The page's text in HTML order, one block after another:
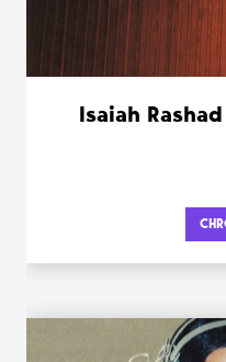
Isaiah Rashad